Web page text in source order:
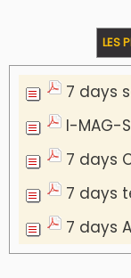
LES
7 days
I-MAG-
7 days
7 days
7 days